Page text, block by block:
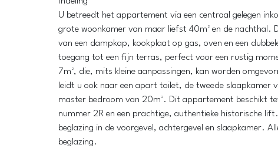
U betreedt het appartement via een centraal gelegen
grote woonkamer van maar liefst 40m² en de nachthal.
van een dampkap, kookplaat op gas, oven en een
toegang tot een fijn terras, perfect voor een rustig
7m², die, mits kleine aanpassingen, kan worden
leidt u ook naar een apart toilet, de tweede slaapkamer
master bedroom van 20m². Dit appartement beschikt
nummer 2R en een prachtige, authentieke historische
beglazing in de voorgevel, achtergevel en slaapkamer.
beglazing.